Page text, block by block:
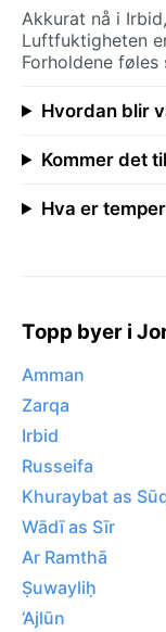
Akkurat nå i
Luftfuktigheten
Forholdene føles
Hvordan blir
Kommer det
Hva er
Topp byer i
Amman
Zarqa
Irbid
Russeifa
Khuraybat as
Wādī as Sīr
Ar Ramthā
Ṣuwayliḥ
‘Ajlūn